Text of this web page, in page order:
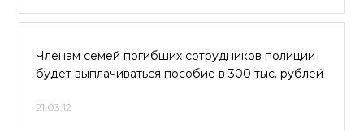
Членам семей погибших сотрудников полиции
будет выплачиваться пособие в 300 тыс. рублей
21.03.12